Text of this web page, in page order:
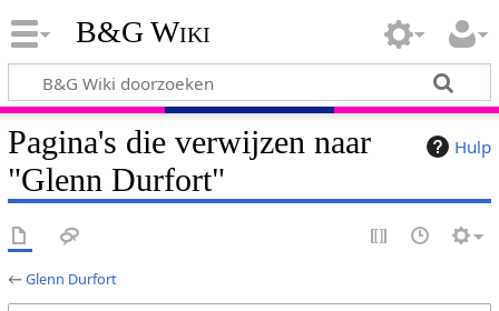
B&G Wiki
Hulp
Pagina's die verwijzen naar
"Glenn Durfort"
←Glenn Durfort